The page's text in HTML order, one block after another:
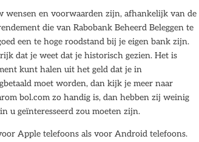
wensen en voorwaarden zijn, afhankelijk van de
die van Rabobank Beheerd Beleggen te
een te hoge roodstand bij je eigen bank zijn.
dat je weet dat je historisch gezien. Het is
kunt halen uit het geld dat je in
moet worden, dan kijk je meer naar
bol.com zo handig is, dan hebben zij weinig
u geïnteresseerd zou moeten zijn.
Apple telefoons als voor Android telefoons.